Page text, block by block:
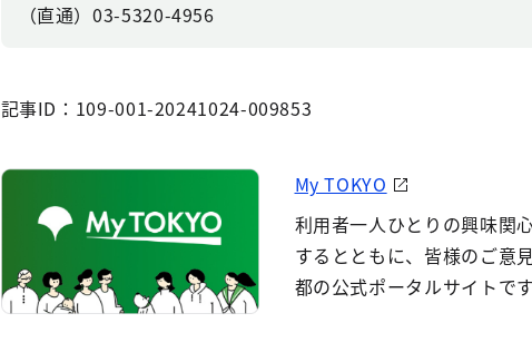
（直通）03-5320-4956
記事ID：109-001-20241024-009853
My TOKYO
利用者一人ひとりの興味関
するとともに、皆様のご意
都の公式ポータルサイトです